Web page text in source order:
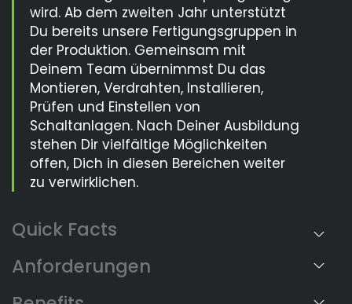
wird. Ab dem zweiten Jahr unterstützt
Du bereits unsere Fertigungsgruppen in
der Produktion. Gemeinsam mit
Deinem Team übernimmst Du das
Montieren, Verdrahten, Installieren,
Prüfen und Einstellen von
Schaltanlagen. Nach Deiner Ausbildung
stehen Dir vielfältige Möglichkeiten
offen, Dich in diesen Bereichen weiter
zu verwirklichen.
Anforderungen